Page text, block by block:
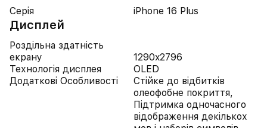
Серія iPhone 16 Plus
Дисплей
Роздільна здатність
екрану
1290x2796
Технологія дисплея
OLED
Додаткові Особливості
Стійке до відбитків
олеофобне покриття,
Підтримка одночасного
відображення декількох